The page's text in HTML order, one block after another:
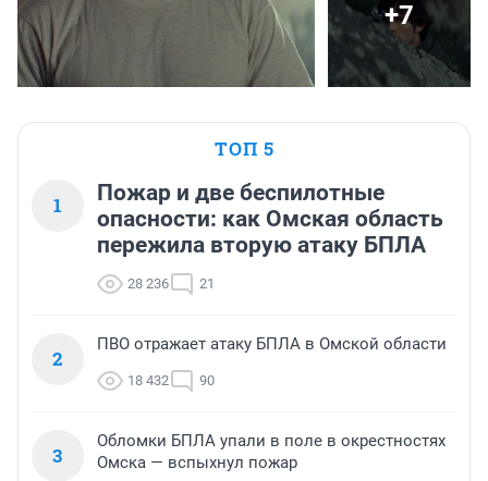
+7
ТОП 5
1
Пожар и две беспилотные
опасности: как Омская область
пережила вторую атаку БПЛА
28 236 21
2
ПВО отражает атаку БПЛА в Омской области
18 432 90
3
Обломки БПЛА упали в поле в окрестностях
Омска — вспыхнул пожар